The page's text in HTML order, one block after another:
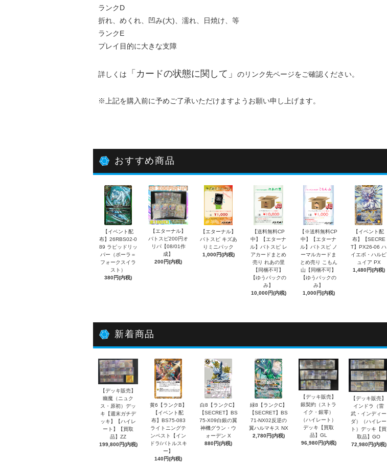
ランクD
折れ、めくれ、凹み(大)、濡れ、日焼け、等
ランクE
プレイ目的に大きな支障
詳しくは 「 カードの状態に関して 」 のリンク先ページをご確認ください。
※上記を購入前に予めご了承いただけますようお願い申し上げます。
おすすめ商品
【イベント配
布】26RBS02-0
89 ラピッドリッ
パー（ポーラ＝
フォークスイラ
スト）
380円(内税)
【エターナル】
バトスピ200円オ
リパ【08/01作
成】
200円(内税)
【エターナル】
バトスピ キズあ
りミニパック
1,000円(内税)
【送料無料CP
中】【エターナ
ル】バトスピ レ
アカードまとめ
売り れあの里
【同梱不可】
【ゆうパックの
み】
10,000円(内税)
【※送料無料CP
中】【エターナ
ル】バトスピ ノ
ーマルカードま
とめ売り こもん
山【同梱不可】
【ゆうパックの
み】
1,000円(内税)
【イベント配
布】【SECRE
T】PX26-06 ハ
イエボ・ハルピ
ュイア PX
1,480円(内税)
新着商品
【デッキ販売】
幽魔（ニュク
ス・原初）デッ
キ【週末ガチデ
ッキ】【ハイレ
ート】【買取
品】ZZ
199,800円(内税)
黄6【ランクB】
【イベント配
布】BS75-083
ライトニングテ
ンペスト【イン
ドラ/バトルスキ
ー】
140円(内税)
白8【ランクC】
【SECRET】BS
75-X09白銀の翼
神機グラン・ウ
ォーデン X
880円(内税)
緑8【ランクC】
【SECRET】BS
71-NX02反逆の
翼ハルマキス NX
2,780円(内税)
【デッキ販売】
銀契約（ストラ
イク・銀零）
（ハイレート）
デッキ【買取
品】GL
96,980円(内税)
【デッキ販売】
インドラ（雷
武・インディー
ダ）（ハイレー
ト）デッキ【買
取品】GO
72,980円(内税)